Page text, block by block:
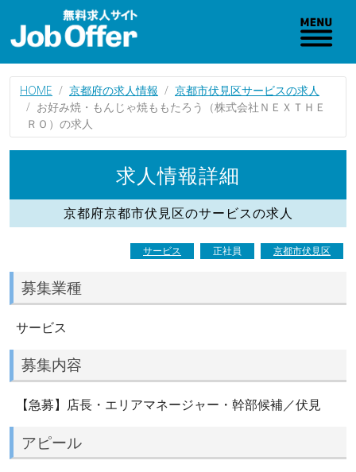
HOME 京都府の求人情報
京都市伏見区サービスの求人
お好み焼・もんじゃ焼ももたろう（株式会社ＮＥＸＴＨＥ
ＲＯ）の求人
求人情報詳細
京都府京都市伏見区のサービスの求人
サービス 正社員 京都市伏見区
募集業種
サービス
募集内容
【急募】店長・エリアマネージャー・幹部候補／伏見
アピール